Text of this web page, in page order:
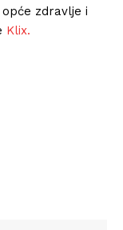
zdravlje i
Klix.